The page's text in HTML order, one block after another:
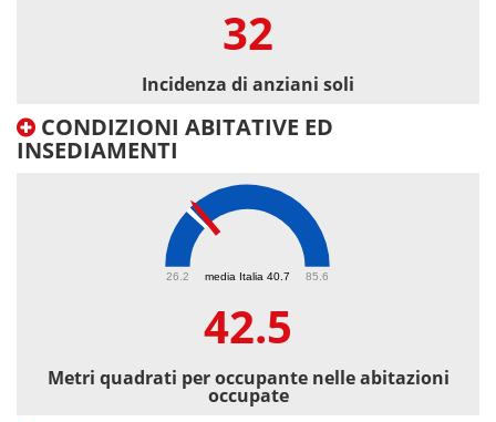
32
Incidenza di anziani soli
CONDIZIONI ABITATIVE ED
INSEDIAMENTI
media Italia 40.7
26.2 85.6
42.5
Metri quadrati per occupante nelle abitazioni
occupate